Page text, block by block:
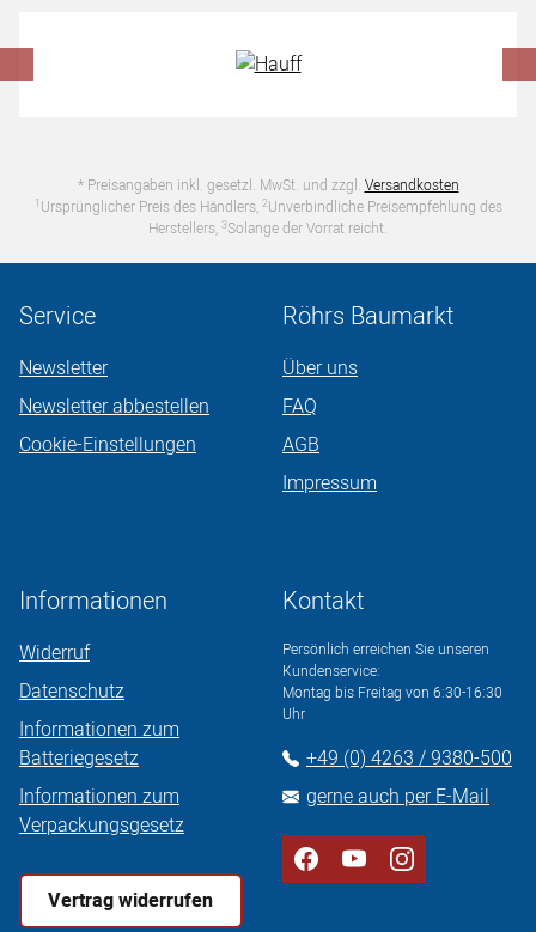
* Preisangaben inkl. gesetzl. MwSt. und zzgl. Versandkosten
1 Ursprünglicher Preis des Händlers, 2Unverbindliche Preisempfehlung des
Herstellers, 3Solange der Vorrat reicht.
Service
Newsletter
Newsletter abbestellen
Cookie-Einstellungen
Röhrs Baumarkt
Über uns
FAQ
AGB
Impressum
Informationen
Widerruf
Datenschutz
Informationen zum
Batteriegesetz
Informationen zum
Verpackungsgesetz
Vertrag widerrufen
Kontakt
Persönlich erreichen Sie unseren
Kundenservice:
Montag bis Freitag von 6:30-16:30
Uhr
+49 (0) 4263 / 9380-500
gerne auch per E-Mail